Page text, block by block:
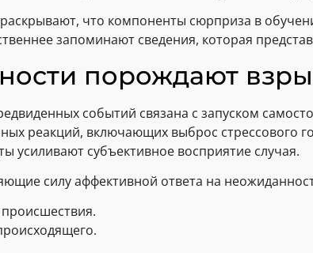
что компоненты сюрприза в
запоминают сведения, которая
порождают
событий связана с запуском
реакций, включающих выброс
усиливают субъективное восприятие случая.
силу аффективной ответа на